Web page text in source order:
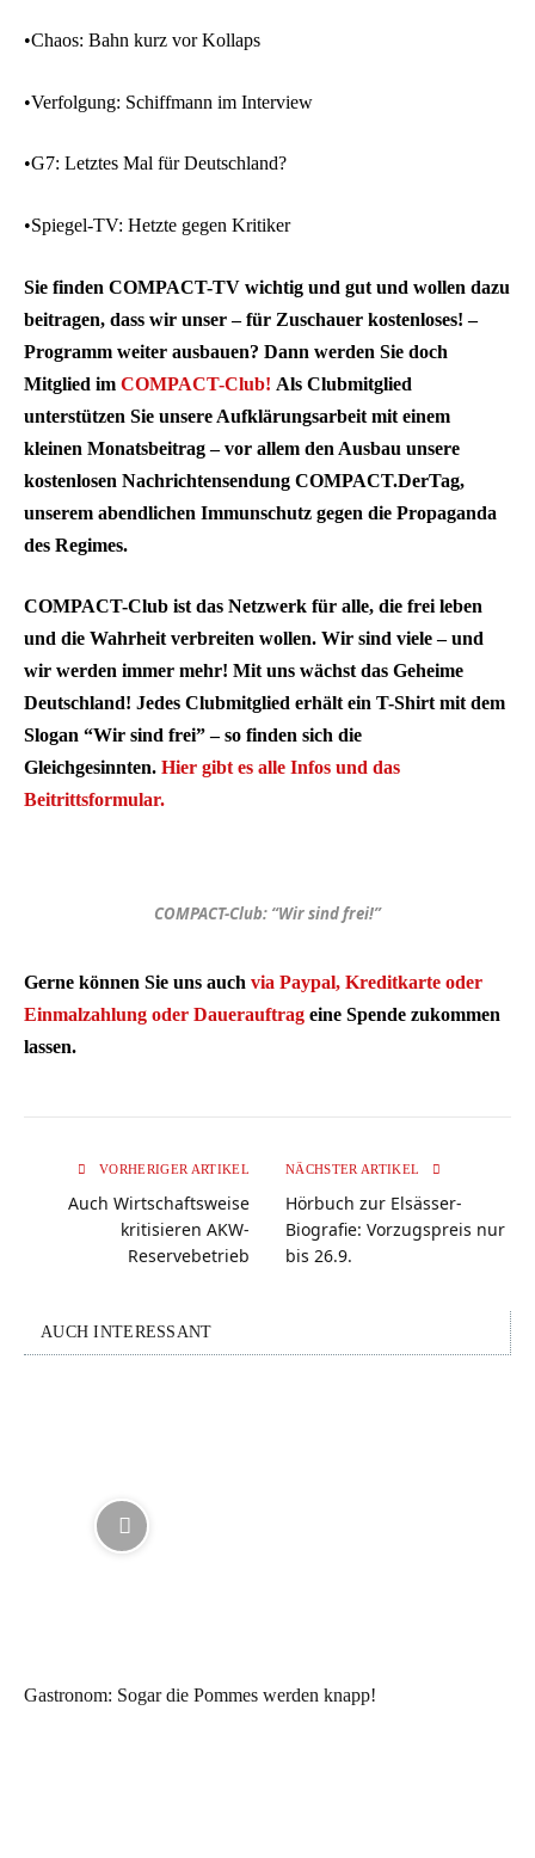
•Chaos: Bahn kurz vor Kollaps
•Verfolgung: Schiffmann im Interview
•G7: Letztes Mal für Deutschland?
•Spiegel-TV: Hetzte gegen Kritiker
Sie finden COMPACT-TV wichtig und gut und wollen dazu
beitragen, dass wir unser – für Zuschauer kostenloses! –
Programm weiter ausbauen? Dann werden Sie doch
Mitglied im COMPACT-Club! Als Clubmitglied
unterstützen Sie unsere Aufklärungsarbeit mit einem
kleinen Monatsbeitrag – vor allem den Ausbau unsere
kostenlosen Nachrichtensendung COMPACT.DerTag,
unserem abendlichen Immunschutz gegen die Propaganda
des Regimes.
COMPACT-Club ist das Netzwerk für alle, die frei leben
und die Wahrheit verbreiten wollen. Wir sind viele – und
wir werden immer mehr! Mit uns wächst das Geheime
Deutschland! Jedes Clubmitglied erhält ein T-Shirt mit dem
Slogan “Wir sind frei” – so finden sich die
Gleichgesinnten. Hier gibt es alle Infos und das
Beitrittsformular.
COMPACT-Club: “Wir sind frei!”
Gerne können Sie uns auch via Paypal, Kreditkarte oder
Einmalzahlung oder Dauerauftrag eine Spende zukommen
lassen.
VORHERIGER ARTIKEL
Auch Wirtschaftsweise
kritisieren AKW-
Reservebetrieb
NÄCHSTER ARTIKEL
Hörbuch zur Elsässer-
Biografie: Vorzugspreis nur
bis 26.9.
AUCH INTERESSANT
Gastronom: Sogar die Pommes werden knapp!